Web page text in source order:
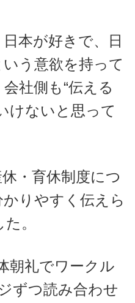
本が好きで、日
う意欲を持って
社側も“伝える
けないと思って
・育休制度につ
りやすく伝えら
。
朝礼でワークル
ずつ読み合わせ